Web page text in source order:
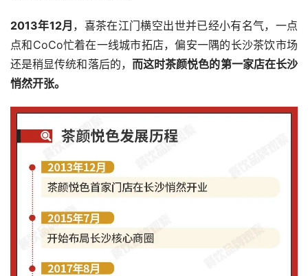
2013年12月 ，喜茶在江门横空出世并已经小有名气，一点
点和CoCo忙着在一线城市拓店，偏安一隅的长沙茶饮市场
还是稍显传统和落后的， 而这时茶颜悦色的第一家店在长沙
悄然开张。